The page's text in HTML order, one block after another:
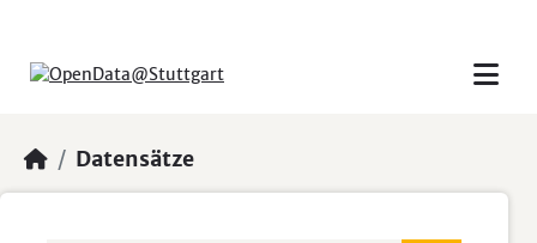
Datensätze